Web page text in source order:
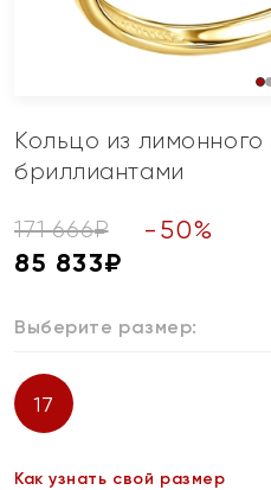
Кольцо из лимонного
бриллиантами
171 666₽ - 50%
85 833₽
Выберите размер:
17
Как узнать свой размер